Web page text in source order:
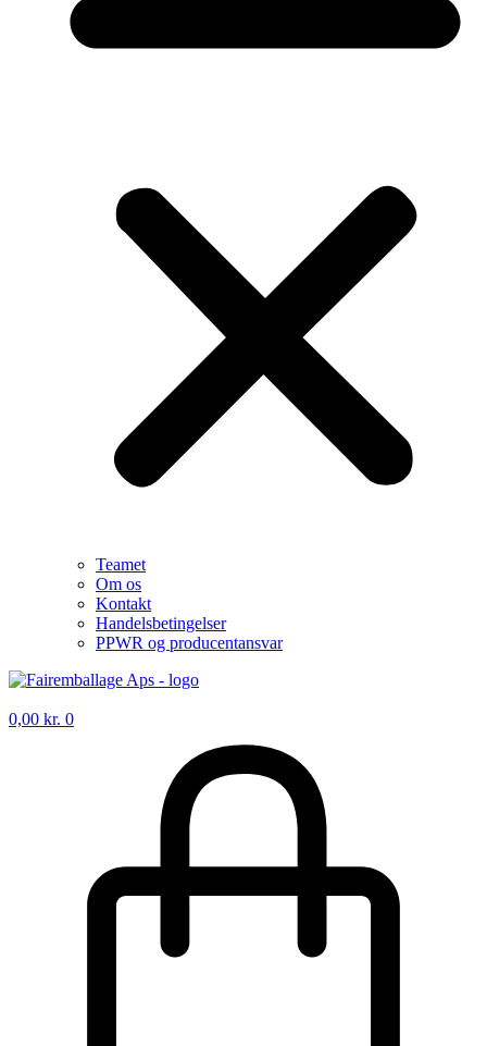
Teamet
Om os
Kontakt
Handelsbetingelser
PPWR og producentansvar
0,00 kr. 0